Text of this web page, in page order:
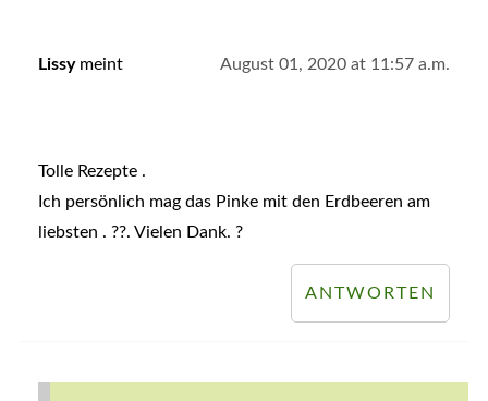
Lissy meint August 01, 2020 at 11:57 a.m.
Tolle Rezepte .
Ich persönlich mag das Pinke mit den Erdbeeren am
liebsten . ??. Vielen Dank. ?
ANTWORTEN